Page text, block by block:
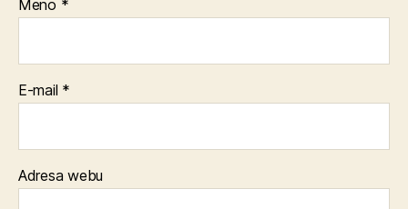
Meno *
E-mail *
Adresa webu